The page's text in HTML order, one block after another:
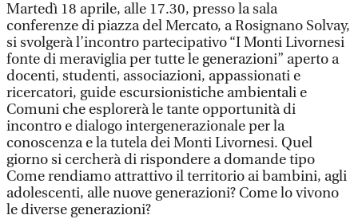
Martedì 18 aprile, alle 17.30, presso la sala
conferenze di piazza del Mercato, a Rosignano Solvay,
si svolgerà l’incontro partecipativo “I Monti Livornesi
fonte di meraviglia per tutte le generazioni” aperto a
docenti, studenti, associazioni, appassionati e
ricercatori, guide escursionistiche ambientali e
Comuni che esplorerà le tante opportunità di
incontro e dialogo intergenerazionale per la
conoscenza e la tutela dei Monti Livornesi. Quel
giorno si cercherà di rispondere a domande tipo
Come rendiamo attrattivo il territorio ai bambini, agli
adolescenti, alle nuove generazioni? Come lo vivono
le diverse generazioni?